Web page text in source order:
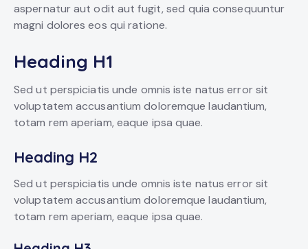
aspernatur aut odit aut fugit, sed quia consequuntur
magni dolores eos qui ratione.
Heading H1
Sed ut perspiciatis unde omnis iste natus error sit
voluptatem accusantium doloremque laudantium,
totam rem aperiam, eaque ipsa quae.
Heading H2
Sed ut perspiciatis unde omnis iste natus error sit
voluptatem accusantium doloremque laudantium,
totam rem aperiam, eaque ipsa quae.